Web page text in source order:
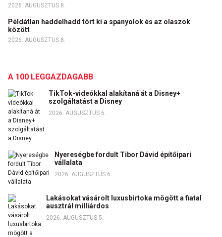
2026. AUGUSZTUS 8.
Példátlan haddelhadd tört ki a spanyolok és az olaszok
között
2026. AUGUSZTUS 8.
A 100 LEGGAZDAGABB
TikTok-videókkal alakítaná át a Disney+
szolgáltatást a Disney
2026. AUGUSZTUS 6.
Nyereségbe fordult Tibor Dávid építőipari
vállalata
2026. AUGUSZTUS 6.
Lakásokat vásárolt luxusbirtoka mögött a fiatal
ausztrál milliárdos
2026. AUGUSZTUS 5.